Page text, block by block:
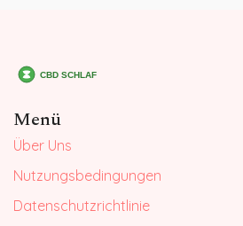
Menü
Über Uns
Nutzungsbedingungen
Datenschutzrichtlinie